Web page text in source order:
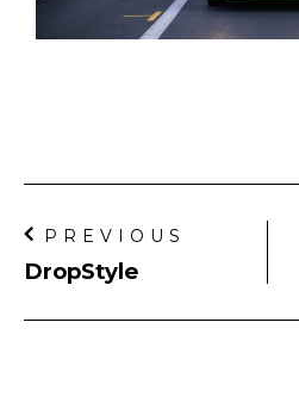
PREVIOUS
DropStyle